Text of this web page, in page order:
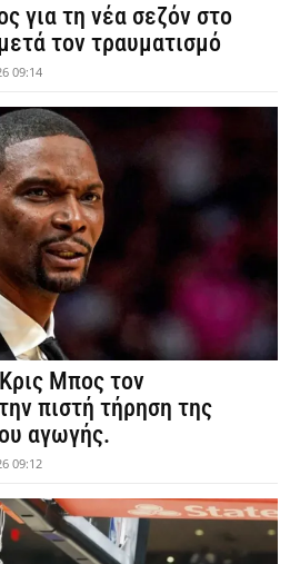
για τη νέα σεζόν στο
τον τραυματισμό
09:14
Μπος τον
πιστή τήρηση της
αγωγής.
09:12